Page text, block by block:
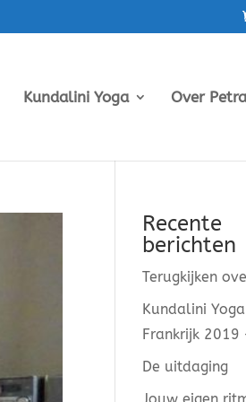
Kundalini Yoga Over
Recente
berichten
Terugkijken
Kundalini
Frankrijk 2019
De uitdaging